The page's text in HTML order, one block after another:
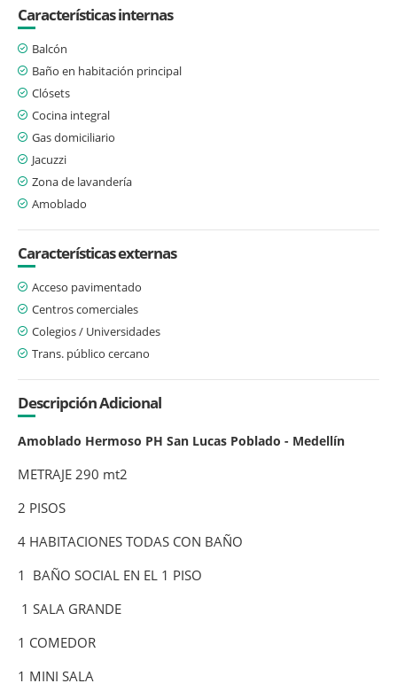
Características internas
Balcón
Baño en habitación principal
Clósets
Cocina integral
Gas domiciliario
Jacuzzi
Zona de lavandería
Amoblado
Características externas
Acceso pavimentado
Centros comerciales
Colegios / Universidades
Trans. público cercano
Descripción Adicional
Amoblado Hermoso PH San Lucas Poblado - Medellín
METRAJE 290 mt2
2 PISOS
4 HABITACIONES TODAS CON BAÑO
1 BAÑO SOCIAL EN EL 1 PISO
1 SALA GRANDE
1 COMEDOR
1 MINI SALA